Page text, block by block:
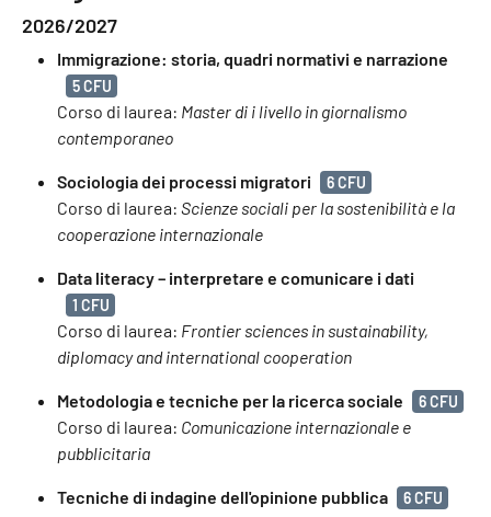
2026/2027
Immigrazione: storia, quadri normativi e narrazione
5 CFU
Corso di laurea: Master di i livello in giornalismo
contemporaneo
Sociologia dei processi migratori 6 CFU
Corso di laurea: Scienze sociali per la sostenibilità e la
cooperazione internazionale
Data literacy – interpretare e comunicare i dati
1 CFU
Corso di laurea: Frontier sciences in sustainability,
diplomacy and international cooperation
Metodologia e tecniche per la ricerca sociale 6 CFU
Corso di laurea: Comunicazione internazionale e
pubblicitaria
Tecniche di indagine dell'opinione pubblica 6 CFU